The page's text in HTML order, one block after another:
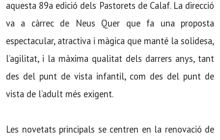
aquesta 89a edició dels Pastorets de Calaf. La direcció
va a càrrec de Neus Quer que fa una proposta
espectacular, atractiva i màgica que manté la solidesa,
l’agilitat, i la màxima qualitat dels darrers anys, tant
des del punt de vista infantil, com des del punt de
vista de l’adult més exigent.
Les novetats principals se centren en la renovació de